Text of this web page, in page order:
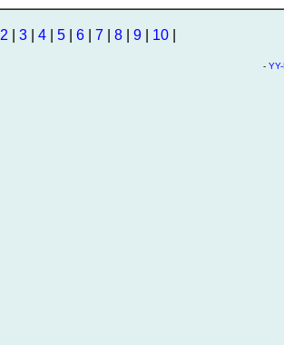
2 3| 4| 5| 6| 7 8| 9| 10|
-